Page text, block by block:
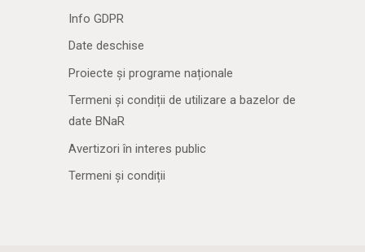
Info GDPR
Date deschise
Proiecte și programe naționale
Termeni și condiții de utilizare a bazelor de
date BNaR
Avertizori în interes public
Termeni și condiții